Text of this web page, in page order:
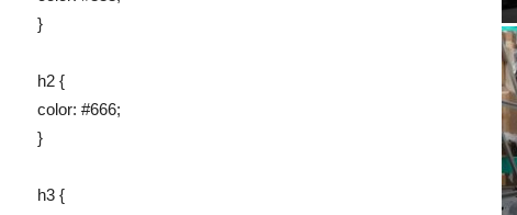
}
h2 {
color: #666;
}
h3 {